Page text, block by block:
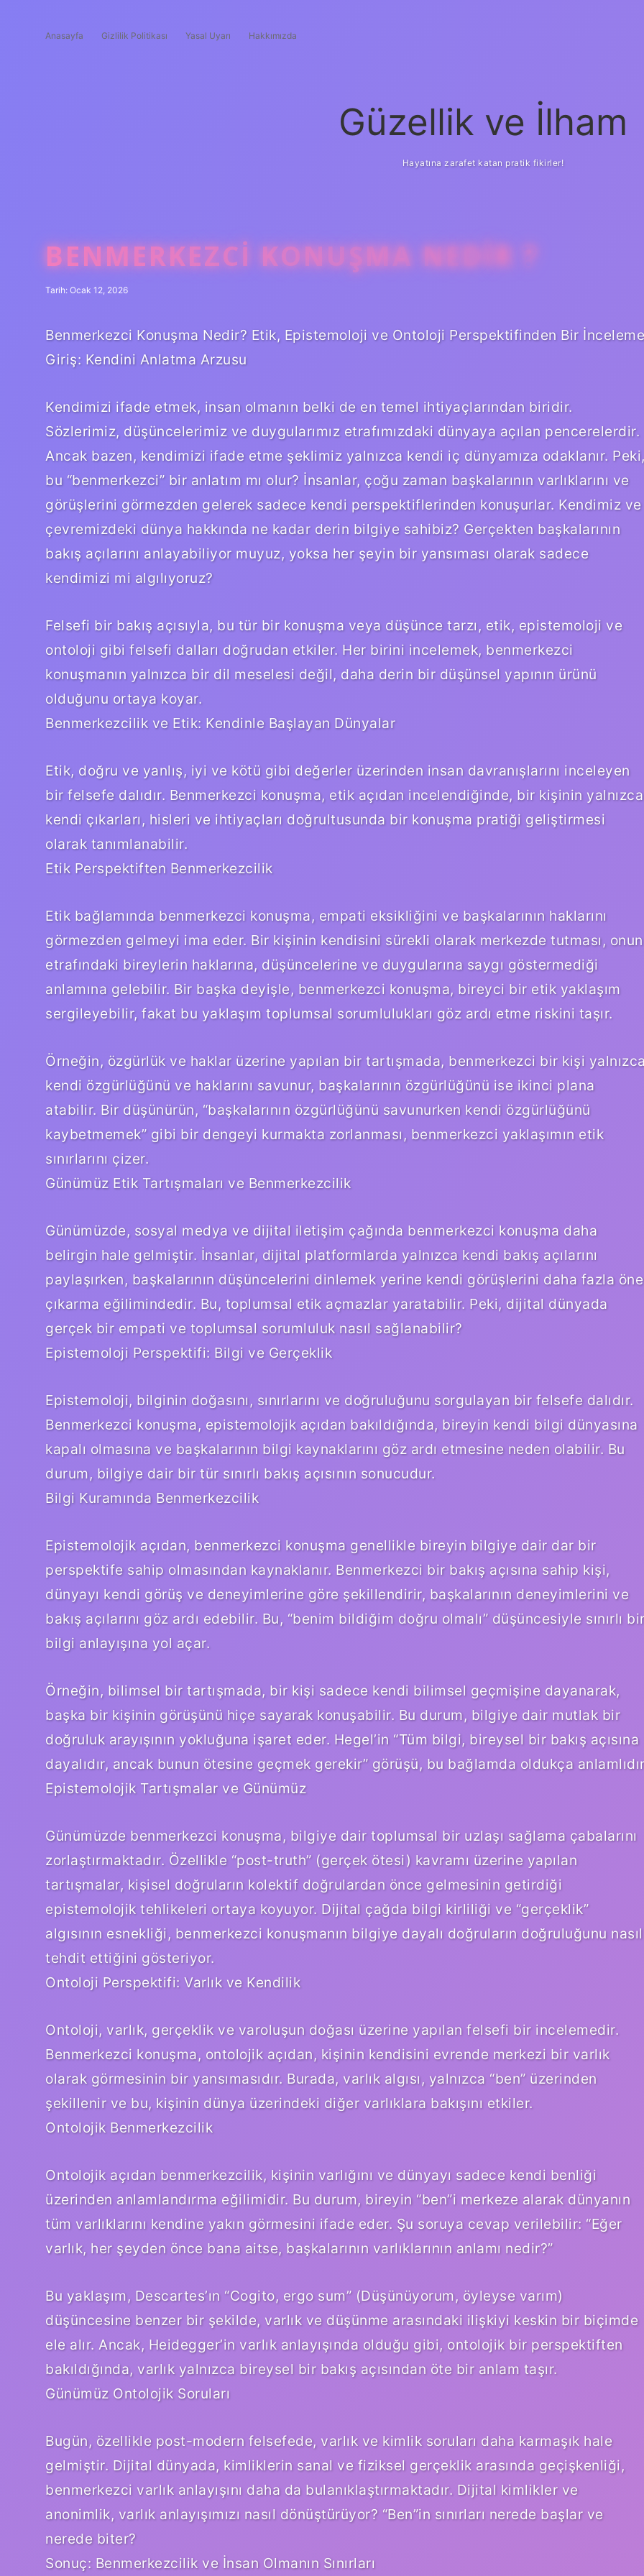
Anasayfa Gizlilik Politikası Yasal Uyarı Hakkımızda
Güzellik ve İlham
Hayatına zarafet katan pratik fikirler!
BENMERKEZCI KONUŞMA NEDIR ?
Tarih: Ocak 12, 2026
Benmerkezci Konuşma Nedir? Etik, Epistemoloji ve Ontoloji Perspektifinden Bir İnceleme
Giriş: Kendini Anlatma Arzusu
Kendimizi ifade etmek, insan olmanın belki de en temel ihtiyaçlarından biridir.
Sözlerimiz, düşüncelerimiz ve duygularımız etrafımızdaki dünyaya açılan pencerelerdir.
Ancak bazen, kendimizi ifade etme şeklimiz yalnızca kendi iç dünyamıza odaklanır.
bu “benmerkezci” bir anlatım mı olur? İnsanlar, çoğu zaman başkalarının varlıklarını ve
görüşlerini görmezden gelerek sadece kendi perspektiflerinden konuşurlar. Kendimiz ve
çevremizdeki dünya hakkında ne kadar derin bilgiye sahibiz? Gerçekten başkalarının
bakış açılarını anlayabiliyor muyuz, yoksa her şeyin bir yansıması olarak sadece
kendimizi mi algılıyoruz?
Felsefi bir bakış açısıyla, bu tür bir konuşma veya düşünce tarzı, etik, epistemoloji ve
ontoloji gibi felsefi dalları doğrudan etkiler. Her birini incelemek, benmerkezci
konuşmanın yalnızca bir dil meselesi değil, daha derin bir düşünsel yapının ürünü
olduğunu ortaya koyar.
Benmerkezcilik ve Etik: Kendinle Başlayan Dünyalar
Etik, doğru ve yanlış, iyi ve kötü gibi değerler üzerinden insan davranışlarını inceleyen
bir felsefe dalıdır. Benmerkezci konuşma, etik açıdan incelendiğinde, bir kişinin yalnızca
kendi çıkarları, hisleri ve ihtiyaçları doğrultusunda bir konuşma pratiği geliştirmesi
olarak tanımlanabilir.
Etik Perspektiften Benmerkezcilik
Etik bağlamında benmerkezci konuşma, empati eksikliğini ve başkalarının haklarını
görmezden gelmeyi ima eder. Bir kişinin kendisini sürekli olarak merkezde tutması, onun
etrafındaki bireylerin haklarına, düşüncelerine ve duygularına saygı göstermediği
anlamına gelebilir. Bir başka deyişle, benmerkezci konuşma, bireyci bir etik yaklaşım
sergileyebilir, fakat bu yaklaşım toplumsal sorumlulukları göz ardı etme riskini taşır.
Örneğin, özgürlük ve haklar üzerine yapılan bir tartışmada, benmerkezci bir kişi
kendi özgürlüğünü ve haklarını savunur, başkalarının özgürlüğünü ise ikinci plana
atabilir. Bir düşünürün, “başkalarının özgürlüğünü savunurken kendi özgürlüğünü
kaybetmemek” gibi bir dengeyi kurmakta zorlanması, benmerkezci yaklaşımın etik
sınırlarını çizer.
Günümüz Etik Tartışmaları ve Benmerkezcilik
Günümüzde, sosyal medya ve dijital iletişim çağında benmerkezci konuşma daha
belirgin hale gelmiştir. İnsanlar, dijital platformlarda yalnızca kendi bakış açılarını
paylaşırken, başkalarının düşüncelerini dinlemek yerine kendi görüşlerini daha fazla öne
çıkarma eğilimindedir. Bu, toplumsal etik açmazlar yaratabilir. Peki, dijital dünyada
gerçek bir empati ve toplumsal sorumluluk nasıl sağlanabilir?
Epistemoloji Perspektifi: Bilgi ve Gerçeklik
Epistemoloji, bilginin doğasını, sınırlarını ve doğruluğunu sorgulayan bir felsefe dalıdır.
Benmerkezci konuşma, epistemolojik açıdan bakıldığında, bireyin kendi bilgi dünyasına
kapalı olmasına ve başkalarının bilgi kaynaklarını göz ardı etmesine neden olabilir. Bu
durum, bilgiye dair bir tür sınırlı bakış açısının sonucudur.
Bilgi Kuramında Benmerkezcilik
Epistemolojik açıdan, benmerkezci konuşma genellikle bireyin bilgiye dair dar bir
perspektife sahip olmasından kaynaklanır. Benmerkezci bir bakış açısına sahip kişi,
dünyayı kendi görüş ve deneyimlerine göre şekillendirir, başkalarının deneyimlerini ve
bakış açılarını göz ardı edebilir. Bu, “benim bildiğim doğru olmalı” düşüncesiyle sınırlı
bilgi anlayışına yol açar.
Örneğin, bilimsel bir tartışmada, bir kişi sadece kendi bilimsel geçmişine dayanarak,
başka bir kişinin görüşünü hiçe sayarak konuşabilir. Bu durum, bilgiye dair mutlak bir
doğruluk arayışının yokluğuna işaret eder. Hegel’in “Tüm bilgi, bireysel bir bakış açısına
dayalıdır, ancak bunun ötesine geçmek gerekir” görüşü, bu bağlamda oldukça
Epistemolojik Tartışmalar ve Günümüz
Günümüzde benmerkezci konuşma, bilgiye dair toplumsal bir uzlaşı sağlama çabalarını
zorlaştırmaktadır. Özellikle “post-truth” (gerçek ötesi) kavramı üzerine yapılan
tartışmalar, kişisel doğruların kolektif doğrulardan önce gelmesinin getirdiği
epistemolojik tehlikeleri ortaya koyuyor. Dijital çağda bilgi kirliliği ve “gerçeklik”
algısının esnekliği, benmerkezci konuşmanın bilgiye dayalı doğruların doğruluğunu nasıl
tehdit ettiğini gösteriyor.
Ontoloji Perspektifi: Varlık ve Kendilik
Ontoloji, varlık, gerçeklik ve varoluşun doğası üzerine yapılan felsefi bir incelemedir.
Benmerkezci konuşma, ontolojik açıdan, kişinin kendisini evrende merkezi bir varlık
olarak görmesinin bir yansımasıdır. Burada, varlık algısı, yalnızca “ben” üzerinden
şekillenir ve bu, kişinin dünya üzerindeki diğer varlıklara bakışını etkiler.
Ontolojik Benmerkezcilik
Ontolojik açıdan benmerkezcilik, kişinin varlığını ve dünyayı sadece kendi benliği
üzerinden anlamlandırma eğilimidir. Bu durum, bireyin “ben”i merkeze alarak dünyanın
tüm varlıklarını kendine yakın görmesini ifade eder. Şu soruya cevap verilebilir: “Eğer
varlık, her şeyden önce bana aitse, başkalarının varlıklarının anlamı nedir?”
Bu yaklaşım, Descartes’ın “Cogito, ergo sum” (Düşünüyorum, öyleyse varım)
düşüncesine benzer bir şekilde, varlık ve düşünme arasındaki ilişkiyi keskin bir biçimde
ele alır. Ancak, Heidegger’in varlık anlayışında olduğu gibi, ontolojik bir perspektiften
bakıldığında, varlık yalnızca bireysel bir bakış açısından öte bir anlam taşır.
Günümüz Ontolojik Soruları
Bugün, özellikle post-modern felsefede, varlık ve kimlik soruları daha karmaşık hale
gelmiştir. Dijital dünyada, kimliklerin sanal ve fiziksel gerçeklik arasında geçişkenliği,
benmerkezci varlık anlayışını daha da bulanıklaştırmaktadır. Dijital kimlikler ve
anonimlik, varlık anlayışımızı nasıl dönüştürüyor? “Ben”in sınırları nerede başlar ve
nerede biter?
Sonuç: Benmerkezcilik ve İnsan Olmanın Sınırları